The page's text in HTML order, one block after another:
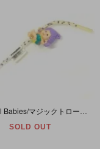
SOLD OUT